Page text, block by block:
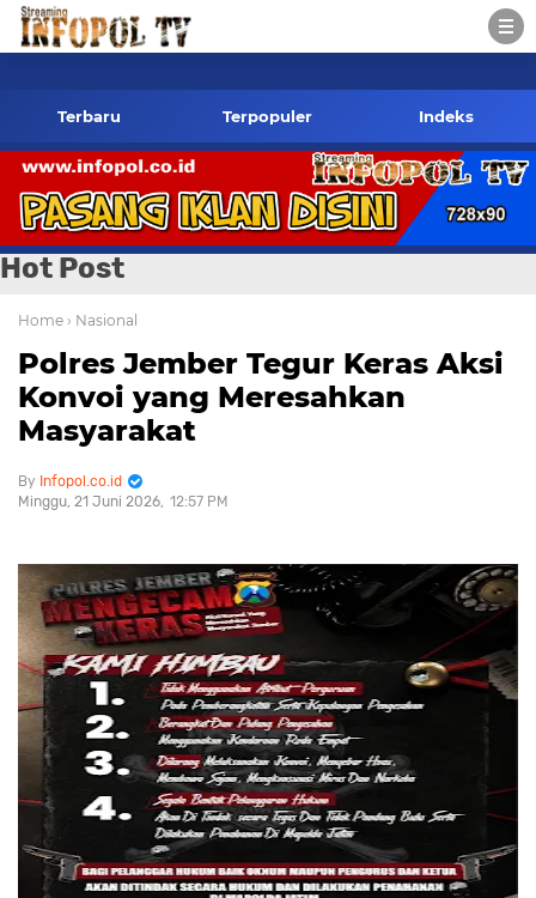
infopol.co.id Kontak Redaksi- 085784424805 wa
Terbaru Terpopuler Indeks
Hot Post
Home › Nasional
Polres Jember Tegur Keras Aksi
Konvoi yang Meresahkan
Masyarakat
Infopol.co.id
Minggu, 21 Juni 2026 12:57 PM